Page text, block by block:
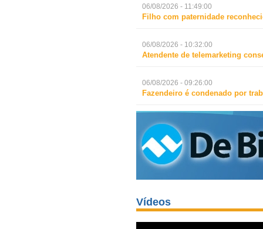
06/08/2026 - 11:49:00
Filho com paternidade
06/08/2026 - 10:32:00
Atendente de telemarketing
06/08/2026 - 09:26:00
Fazendeiro é condenado por
Vídeos